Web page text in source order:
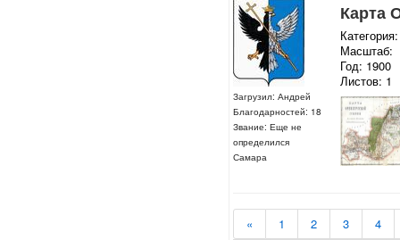
Загрузил: Андрей
Благодарностей: 18
Звание: Еще не
определился
Самара
Карта
Масштаб:
Год: 1900
Листов: 1
« 1 2 3
4